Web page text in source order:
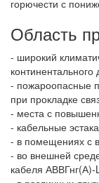
горючести с
Область
- широкий
континентального
- пожароопасные
при прокладке
- места с
- кабельные
- в помещениях с
- во внешней
кабеля АВВГнг(А)-